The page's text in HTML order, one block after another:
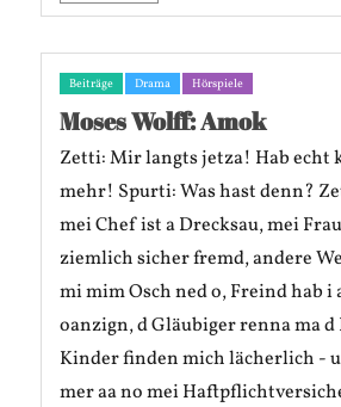
Beiträge Drama Hörspiele
Moses Wolff: Amok
Zetti: Mir langts jetza! Hab echt
mehr! Spurti: Was hast denn?
mei Chef ist a Drecksau, mei
ziemlich sicher fremd, andere
mi mim Osch ned o, Freind hab i
oanzign, d Gläubiger renna ma d
Kinder finden mich lächerlich -
mer aa no mei